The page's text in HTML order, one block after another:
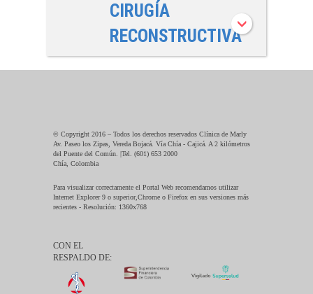
CIRUGÍA
RECONSTRUCTIVA
© Copyright 2016 – Todos los derechos reservados Clínica de Marly
Av. Paseo los Zipas, Vereda Bojacá. Vía Chía - Cajicá. A 2 kilómetros
del Puente del Común. |Tel. (601) 653 2000
Chía, Colombia
Para visualizar correctamente el Portal Web recomendamos utilizar
Internet Explorer 9 o superior,Chrome o Firefox en sus versiones más
recientes - Resolución: 1360x768
CON EL
RESPALDO DE: